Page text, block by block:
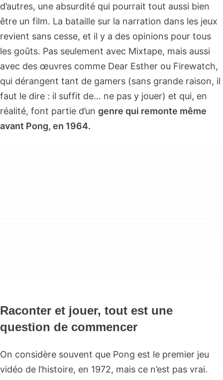
d’autres, une absurdité qui pourrait tout aussi bien
être un film. La bataille sur la narration dans les jeux
revient sans cesse, et il y a des opinions pour tous
les goûts. Pas seulement avec Mixtape, mais aussi
avec des œuvres comme Dear Esther ou Firewatch,
qui dérangent tant de gamers (sans grande raison, il
faut le dire : il suffit de… ne pas y jouer) et qui, en
réalité, font partie d’un genre qui remonte même
avant Pong, en 1964.
Raconter et jouer, tout est une
question de commencer
On considère souvent que Pong est le premier jeu
vidéo de l’histoire, en 1972, mais ce n’est pas vrai.